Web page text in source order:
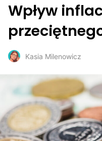
Wpływ
Kasia Milenowicz